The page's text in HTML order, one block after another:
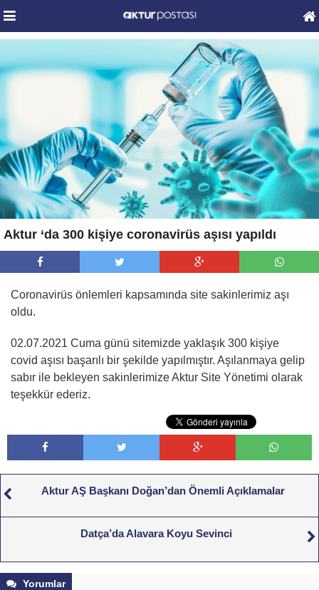
Aktur ‘da 300 kişiye coronavirüs aşısı yapıldı
Coronavirüs önlemleri kapsamında site sakinlerimiz aşı
oldu.
02.07.2021 Cuma günü sitemizde yaklaşık 300 kişiye
covid aşısı başarılı bir şekilde yapılmıştır. Aşılanmaya gelip
sabır ile bekleyen sakinlerimize Aktur Site Yönetimi olarak
teşekkür ederiz.
Aktur AŞ Başkanı Doğan’dan Önemli Açıklamalar
Datça’da Alavara Koyu Sevinci
Yorumlar